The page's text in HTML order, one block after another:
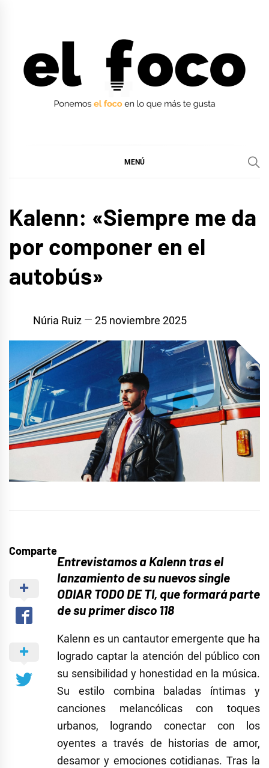
MENÚ
MÚSICA
Kalenn: «Siempre me da
por componer en el
autobús»
Núria Ruiz 25 noviembre 2025
Comparte
Entrevistamos a Kalenn tras el
lanzamiento de su nuevos single
ODIAR TODO DE TI, que formará parte
de su primer disco 118
Kalenn es un cantautor emergente que ha
logrado captar la atención del público con
su sensibilidad y honestidad en la música.
Su estilo combina baladas íntimas y
canciones melancólicas con toques
urbanos, logrando conectar con los
oyentes a través de historias de amor,
desamor y emociones cotidianas. Tras la